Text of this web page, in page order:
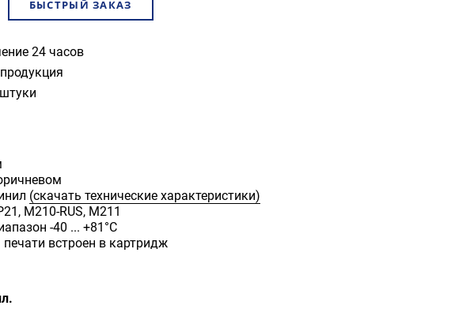
БЫСТРЫЙ ЗАКАЗ
24 часов
(скачать технические характеристики)
M210-RUS, M211
-40 ... +81°С
встроен в картридж